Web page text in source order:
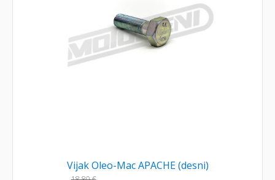
Vijak Oleo-Mac APACHE (desni)